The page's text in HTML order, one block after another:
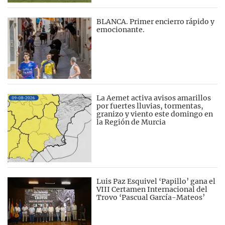
BLANCA. Primer encierro rápido y
emocionante.
La Aemet activa avisos amarillos
por fuertes lluvias, tormentas,
granizo y viento este domingo en
la Región de Murcia
Luis Paz Esquivel ‘Papillo’ gana el
VIII Certamen Internacional del
Trovo ‘Pascual García-Mateos’